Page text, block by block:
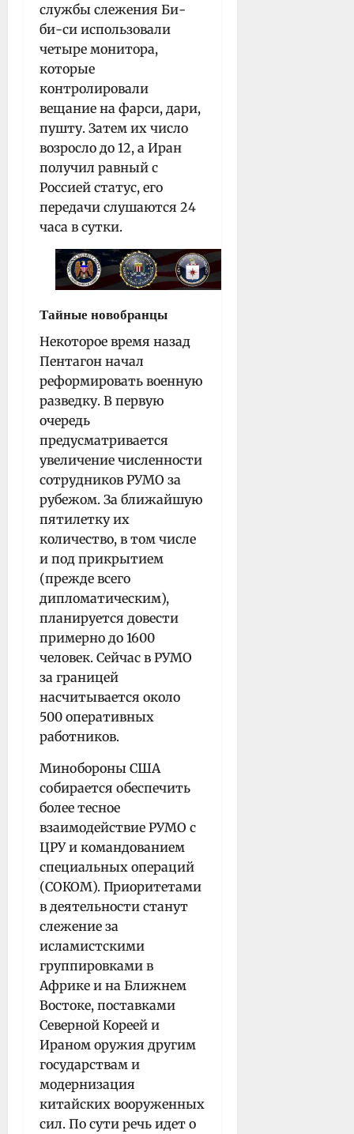
службы слежения Би-
би-си использовали
четыре монитора,
которые
контролировали
вещание на фарси, дари,
пушту. Затем их число
возросло до 12, а Иран
получил равный с
Россией статус, его
передачи слушаются 24
часа в сутки.
Тайные новобранцы
Некоторое время назад
Пентагон начал
реформировать военную
разведку. В первую
очередь
предусматривается
увеличение численности
сотрудников РУМО за
рубежом. За ближайшую
пятилетку их
количество, в том числе
и под прикрытием
(прежде всего
дипломатическим),
планируется довести
примерно до 1600
человек. Сейчас в РУМО
за границей
насчитывается около
500 оперативных
работников.
Минобороны США
собирается обеспечить
более тесное
взаимодействие РУМО с
ЦРУ и командованием
специальных операций
(СОКОМ). Приоритетами
в деятельности станут
слежение за
исламистскими
группировками в
Африке и на Ближнем
Востоке, поставками
Северной Кореей и
Ираном оружия другим
государствам и
модернизация
китайских вооруженных
сил. По сути речь идет о